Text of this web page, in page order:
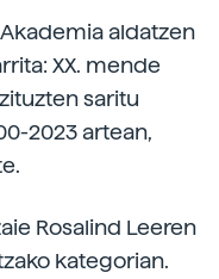
aldatzen
XX. mende
saritu
2023 artean,
Rosalind Leeren
kategorian.